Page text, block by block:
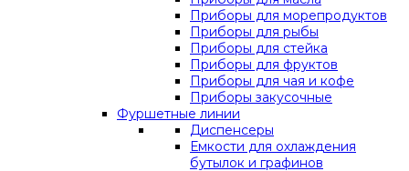
Приборы для морепродуктов
Приборы для рыбы
Приборы для стейка
Приборы для фруктов
Приборы для чая и кофе
Приборы закусочные
Фуршетные линии
Диспенсеры
Емкости для охлаждения
бутылок и графинов